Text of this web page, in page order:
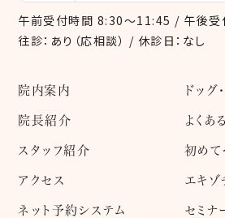
午前受付時間 8:30～11:45 / 午後
往診：あり（応相談） / 休診日：なし
院内案内
院長紹介
スタッフ紹介
アクセス
ネット予約システム
ドッグ
よくあ
初めて
エキゾ
セミナ